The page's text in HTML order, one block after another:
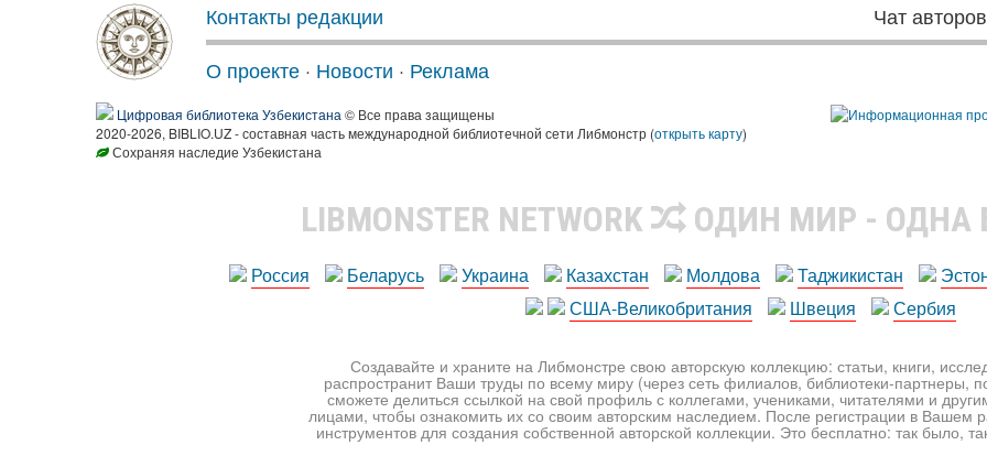
Контакты редакции Чат
О проекте · Новости · Реклама
Цифровая библиотека Узбекистана © Все права защищены
2020-2026, BIBLIO.UZ - составная часть международной библиотечной сети Либмонстр (открыть карту)
Сохраняя наследие Узбекистана
LIBMONSTER NETWORK ОДИН МИР - ОДНА
Россия Беларусь Украина Казахстан Молдова Таджикистан
США-Великобритания
Швеция Сербия
Создавайте и храните на Либмонстре свою авторскую коллекцию: статьи, книги,
распространит Ваши труды по всему миру (через сеть филиалов, библиотеки-партнеры,
сможете делиться ссылкой на свой профиль с коллегами, учениками, читателями и
лицами, чтобы ознакомить их со своим авторским наследием. После регистрации в Вашем
инструментов для создания собственной авторской коллекции. Это бесплатно: так было,